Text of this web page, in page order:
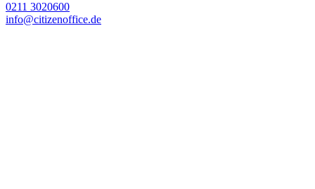
0211 3020600
info@citizenoffice.de